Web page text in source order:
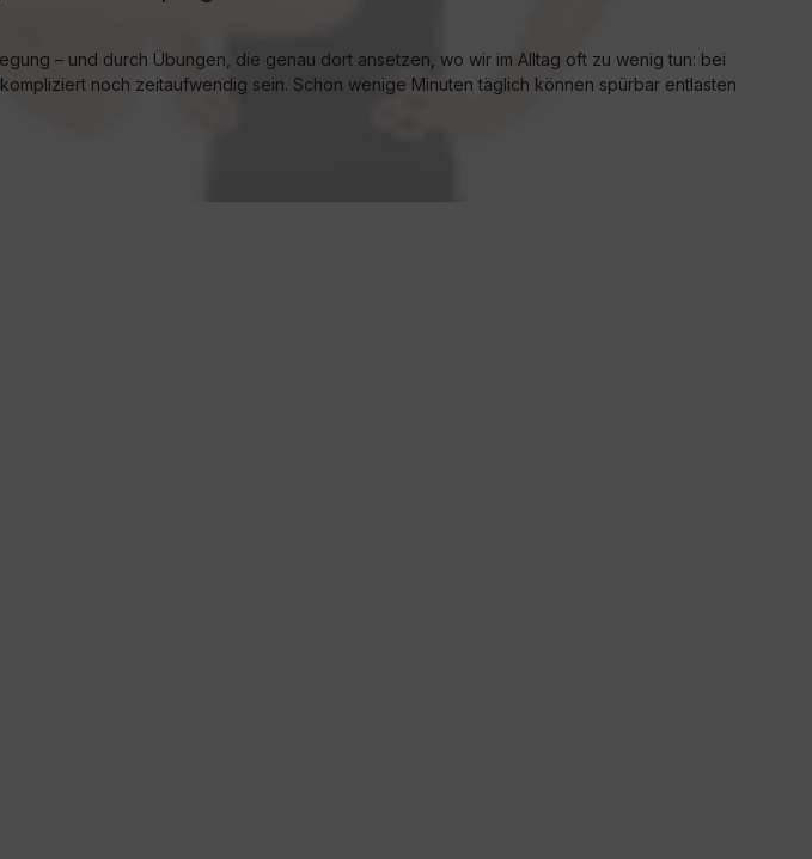
– und durch Übungen, die genau dort ansetzen, wo wir im Alltag oft zu wenig tun: bei
noch zeitaufwendig sein. Schon wenige Minuten täglich können spürbar entlasten